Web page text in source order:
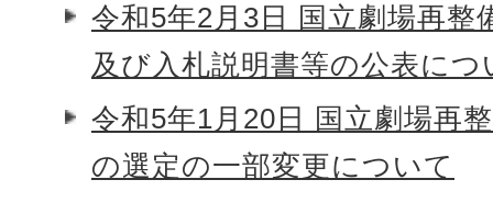
令和5年2月3日 国立劇場再
及び入札説明書等の公表につ
令和5年1月20日 国立劇場再
の選定の一部変更について